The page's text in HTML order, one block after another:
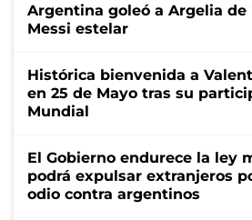
Argentina goleó a Argelia de
Messi estelar
Histórica bienvenida a
en 25 de Mayo tras su
Mundial
El Gobierno endurece la ley
podrá expulsar extranjeros
odio contra argentinos